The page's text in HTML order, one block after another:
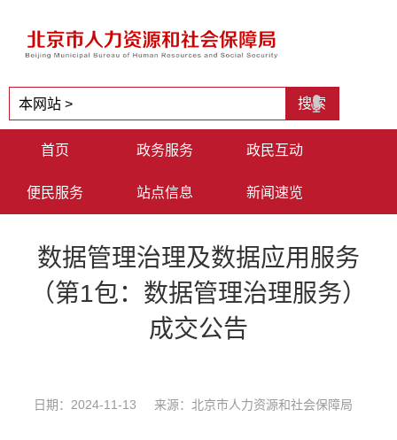
首页 政务服务 政民互动
便民服务 站点信息 新闻速览
数据管理治理及数据应用服务
（第1包：数据管理治理服务）
成交公告
日期：2024-11-13 来源：北京市人力资源和社会保障局